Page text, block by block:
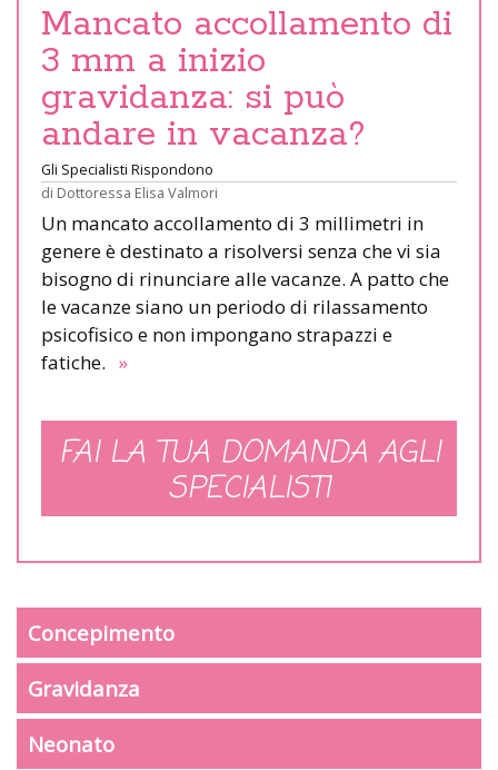
Mancato accollamento di
3 mm a inizio
gravidanza: si può
andare in vacanza?
Gli Specialisti Rispondono
di Dottoressa Elisa Valmori
Un mancato accollamento di 3 millimetri in
genere è destinato a risolversi senza che vi sia
bisogno di rinunciare alle vacanze. A patto che
le vacanze siano un periodo di rilassamento
psicofisico e non impongano strapazzi e
fatiche. »
FAI LA TUA DOMANDA AGLI
SPECIALISTI
Concepimento
Gravidanza
Neonato